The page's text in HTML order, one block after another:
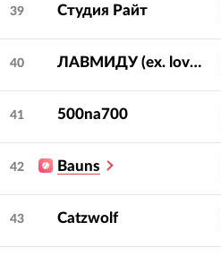
39 Студия Райт
40 ЛАВМИДУ (ex. lovemedo)
41 500na700
42 Bauns
43 Catzwolf